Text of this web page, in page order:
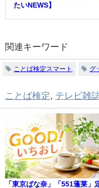
たいNEWS】
関連キーワード
ことば検定スマート グ
ことば検定, テレビ雑
「東京ばな奈」「551蓬莱」